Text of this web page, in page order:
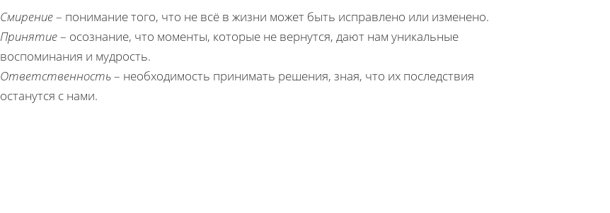
Смирение– понимание того, что не всё в жизни может быть исправлено или изменено.
Принятие– осознание, что моменты, которые не вернутся, дают нам уникальные
воспоминания и мудрость.
Ответственность– необходимость принимать решения, зная, что их последствия
останутся с нами.